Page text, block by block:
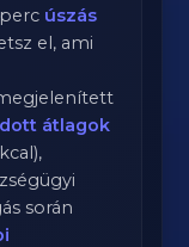
perc úszás
el, ami
átlagok
során